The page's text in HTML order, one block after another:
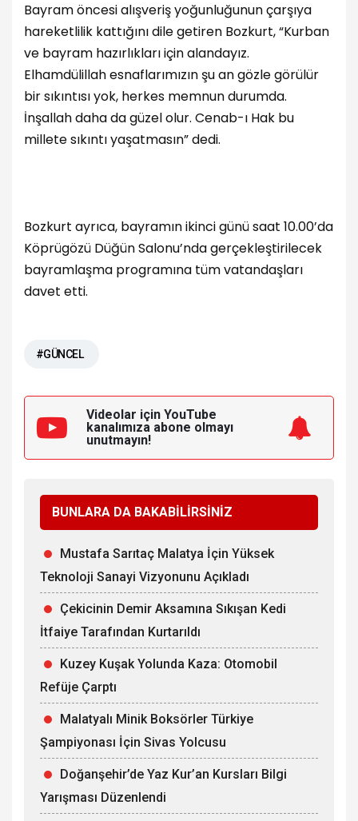
Bayram öncesi alışveriş yoğunluğunun çarşıya
hareketlilik kattığını dile getiren Bozkurt, “Kurban
ve bayram hazırlıkları için alandayız.
Elhamdülillah esnaflarımızın şu an gözle görülür
bir sıkıntısı yok, herkes memnun durumda.
İnşallah daha da güzel olur. Cenab-ı Hak bu
millete sıkıntı yaşatmasın” dedi.
Bozkurt ayrıca, bayramın ikinci günü saat 10.00’da
Köprügözü Düğün Salonu’nda gerçekleştirilecek
bayramlaşma programına tüm vatandaşları
davet etti.
#GÜNCEL
Videolar için YouTube
kanalımıza abone olmayı
unutmayın!
BUNLARA DA BAKABİLİRSİNİZ
Mustafa Sarıtaç Malatya İçin Yüksek
Teknoloji Sanayi Vizyonunu Açıkladı
Çekicinin Demir Aksamına Sıkışan Kedi
İtfaiye Tarafından Kurtarıldı
Kuzey Kuşak Yolunda Kaza: Otomobil
Refüje Çarptı
Malatyalı Minik Boksörler Türkiye
Şampiyonası İçin Sivas Yolcusu
Doğanşehir’de Yaz Kur’an Kursları Bilgi
Yarışması Düzenlendi